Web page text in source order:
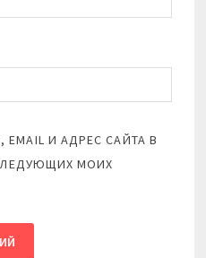
И АДРЕС САЙТА В
МОИХ